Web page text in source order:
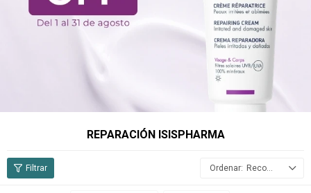
REPARACIÓN ISISPHARMA
Recomendados